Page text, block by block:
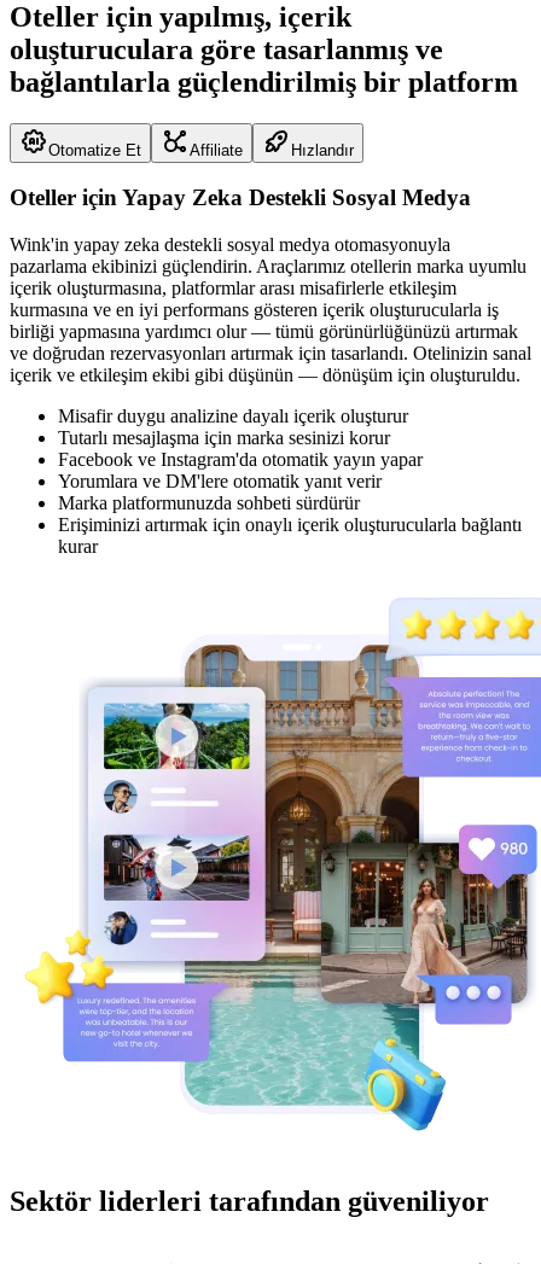
Oteller için yapılmış, içerik
oluşturuculara göre tasarlanmış ve
bağlantılarla güçlendirilmiş bir platform
Otomatize Et Affiliate Hızlandır
Oteller için Yapay Zeka Destekli Sosyal Medya
Wink'in yapay zeka destekli sosyal medya otomasyonuyla
pazarlama ekibinizi güçlendirin. Araçlarımız otellerin marka uyumlu
içerik oluşturmasına, platformlar arası misafirlerle etkileşim
kurmasına ve en iyi performans gösteren içerik oluşturucularla iş
birliği yapmasına yardımcı olur — tümü görünürlüğünüzü artırmak
ve doğrudan rezervasyonları artırmak için tasarlandı. Otelinizin sanal
içerik ve etkileşim ekibi gibi düşünün — dönüşüm için oluşturuldu.
Misafir duygu analizine dayalı içerik oluşturur
Tutarlı mesajlaşma için marka sesinizi korur
Facebook ve Instagram'da otomatik yayın yapar
Yorumlara ve DM'lere otomatik yanıt verir
Marka platformunuzda sohbeti sürdürür
Erişiminizi artırmak için onaylı içerik oluşturucularla bağlantı
kurar
Sektör liderleri tarafından güveniliyor